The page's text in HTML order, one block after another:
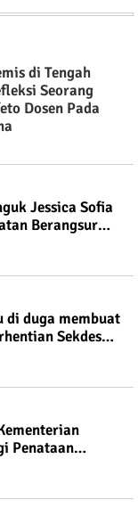
di Tengah
Seorang
Dosen Pada
Jessica Sofia
Berangsur
di duga membuat
Sekdes
Penataan